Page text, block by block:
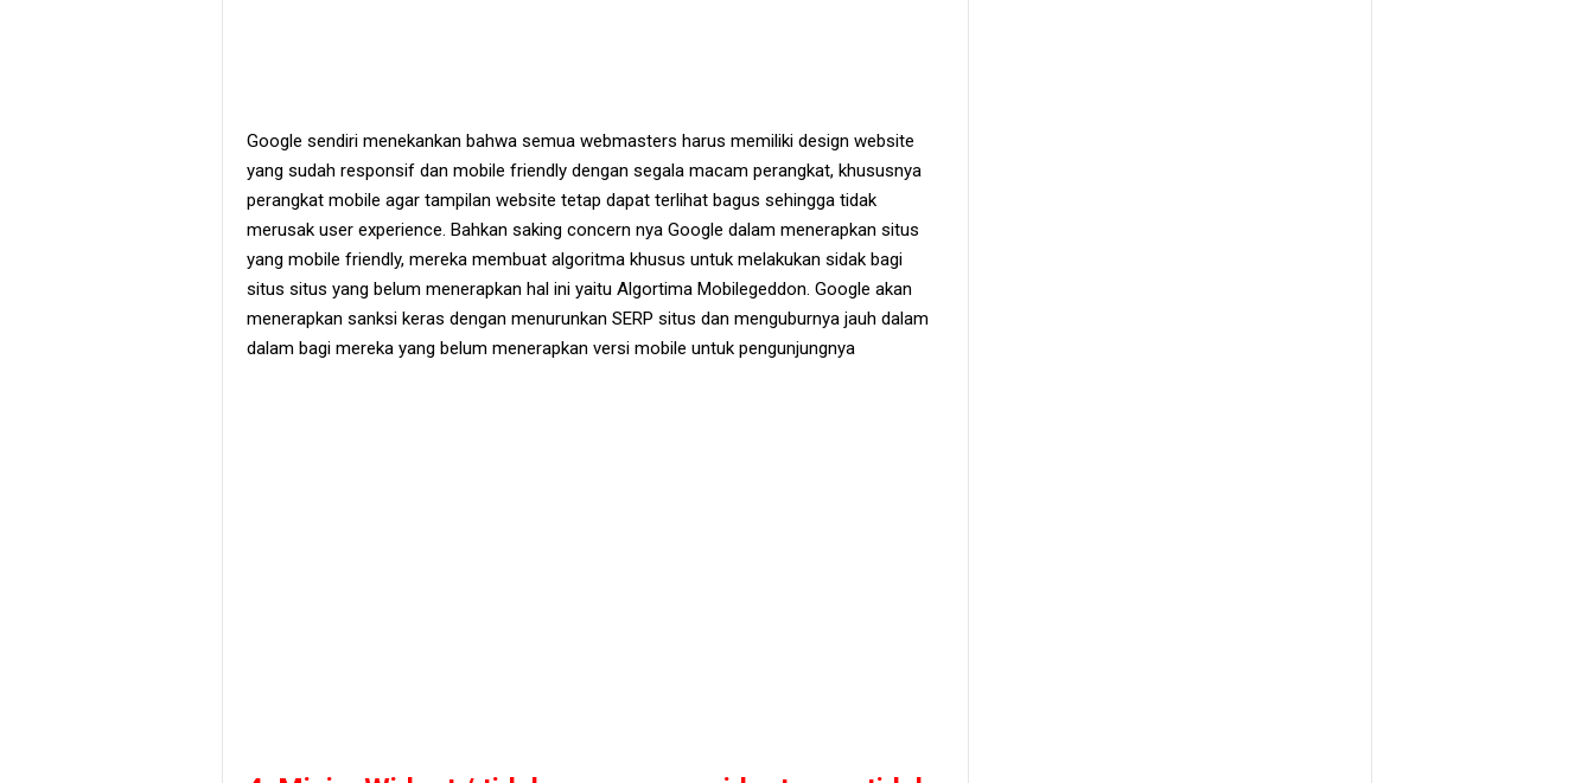
Google sendiri menekankan bahwa semua webmasters harus memiliki design website
yang sudah responsif dan mobile friendly dengan segala macam perangkat, khususnya
perangkat mobile agar tampilan website tetap dapat terlihat bagus sehingga tidak
merusak user experience. Bahkan saking concern nya Google dalam menerapkan situs
yang mobile friendly, mereka membuat algoritma khusus untuk melakukan sidak bagi
situs situs yang belum menerapkan hal ini yaitu Algortima Mobilegeddon. Google akan
menerapkan sanksi keras dengan menurunkan SERP situs dan menguburnya jauh dalam
dalam bagi mereka yang belum menerapkan versi mobile untuk pengunjungnya